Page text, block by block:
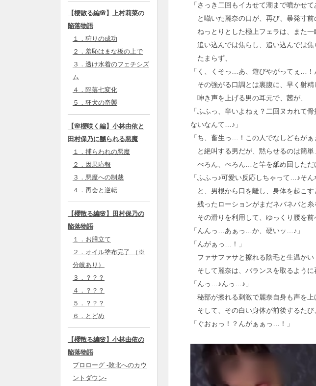
【櫻散る編🌸】上村莉菜の
陥落物語
１．狩りの成功
２．羞恥はまな板の上で
３．透け水着のフェチシズ
ム
４．陥落七変化
５．狂犬の奇襲
【🌸櫻咲く編】小林由依と
田村保乃に嬲られる悪魔
１．捕らわれの悪魔
２．因果応報
３．悪魔への制裁
４．再会と逆転
【櫻散る編🌸】田村保乃の
陥落物語
１．お膳立て
２．オイル塗布完了 （※
分岐あり）
３．？？？
４．？？？
５．？？？
６．とどめ
【櫻散る編🌸】小林由依の
陥落物語
プロローグ -敗北へのカウ
ントダウン-
「さっき二回もイカせて潮まで噴かせ
と囁いた麗奈の口が、再び、暴発寸前
ねっとりとした極上フェラは、また一
追い込んでは焦らし、追い込んでは焦
たまらず、
「く、くそっ…あ、遊びやがってぇ…！
その強がる口調とは裏腹に、早く射精
呻き声を上げる男の耳元で、茜が、
「ふふっ、辛いよねぇ？二回ヌカれて
ないなんて…♪」
「ち、畜生っ…！この人でなしどもがぁ
と絶叫する男だが、黙らせるのは簡
べろん、べろん…と竿を舐め回しただ
「ふふっ♪可愛い反応しちゃって…♪そ
と、男根から口を離し、身体を起こす
残ったローションがまだネバネバと糸
その滑りを利用して、ゆっくり腰を前
「んんっ…あぁっ…か、硬いッ…♪」
「んがぁっ…！」
ファサファサと擦れる陰毛と生温かい
そして麗奈は、バランスを取るように
「んっ…♪んっ…♪」
秘部が擦れる刺激で麗奈自身も声を上
そして、その白い身体が前後するたび
「ぐおぉっ！？んがぁぁっ…！」